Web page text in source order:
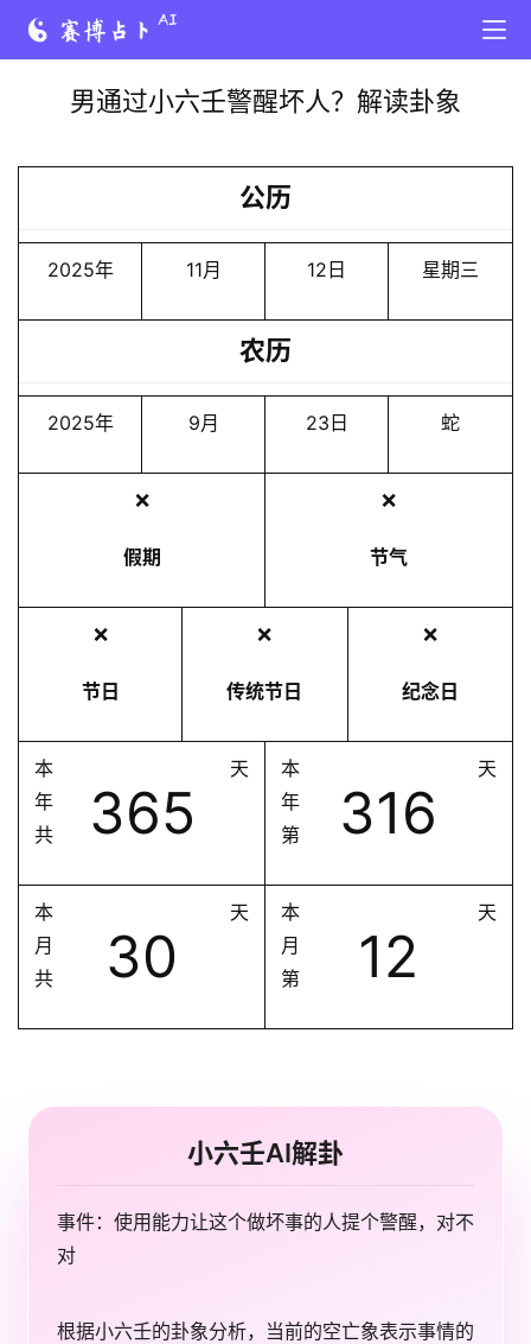
男通过小六壬警醒坏人？解读卦象
公历
2025年 11月 12日 星期三
农历
2025年 9月 23日 蛇
❌
假期
❌
节气
❌
节日
❌
传统节日
❌
纪念日
本
年
共
365
天
本
年
第
316
天
本
月
共
30
天
本
月
第
12
天
小六壬AI解卦
事件：使用能力让这个做坏事的人提个警醒，对不
对
根据小六壬的卦象分析，当前的空亡象表示事情的